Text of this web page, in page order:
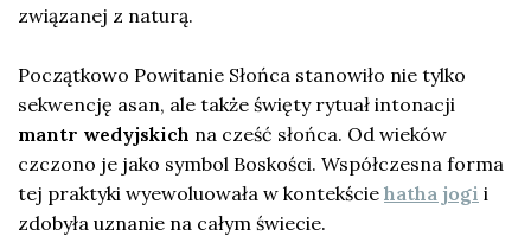
związanej z naturą.
Początkowo Powitanie Słońca stanowiło nie tylko
sekwencję asan, ale także święty rytuał intonacji
mantr wedyjskich na cześć słońca. Od wieków
czczono je jako symbol Boskości. Współczesna forma
tej praktyki wyewoluowała w kontekście hatha jogi i
zdobyła uznanie na całym świecie.